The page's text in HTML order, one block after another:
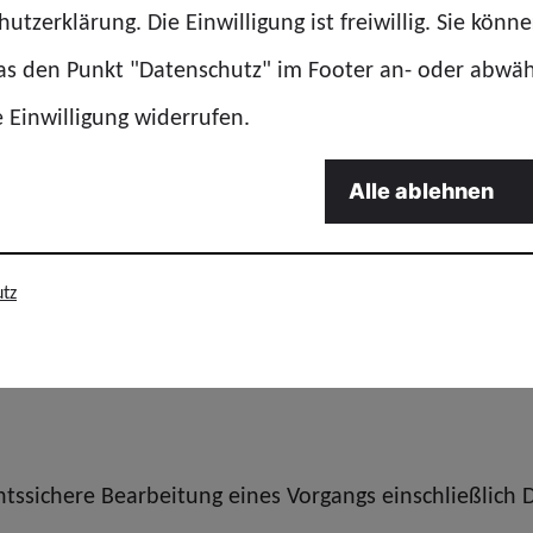
der TdLfür einen Angriff auf das gesamte
ist seit Jahrzehnten gefestigt und
der Arbeitgeber.
Arbeitsprozesse übernehmen Beschäftigte
Bearbeitung eines Vorgangs einschließlich
Die Einwilligung ist freiwillig. Sie
den Punkt "Datenschutz" im Footer an- oder
Einwilligung widerrufen.
Alle ablehnen